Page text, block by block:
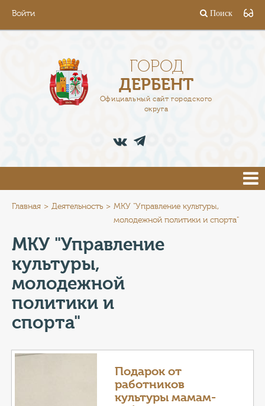
Войти Поиск
ГОРОД
ДЕРБЕНТ
Официальный сайт городского
округа
АДМИНИСТРАЦИЯ
ПРЕСС-ЦЕНТР
ТУРИСТАМ
КОНТАКТЫ
ГЕРОИ Z
КАТАЛОГ УСЛУГ
СЛУЖБА ПО КОНТРАКТУ
Главная Деятельность
МКУ "Управление культуры,
молодежной политики и спорта"
МКУ "Управление
культуры,
молодежной
политики и
спорта"
Подарок от
работников
культуры мамам-